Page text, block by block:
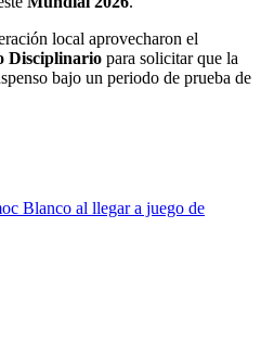
local aprovecharon el
Disciplinario para solicitar que la
bajo un periodo de prueba de
Blanco al llegar a juego de